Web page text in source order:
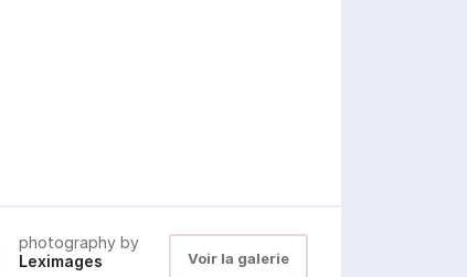
photography by
Leximages
Voir la galerie